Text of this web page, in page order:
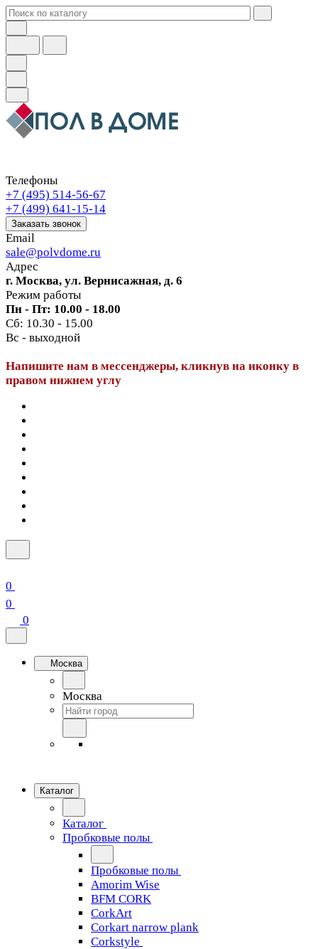
Телефоны
+7 (495) 514-56-67
+7 (499) 641-15-14
Заказать звонок
Email
sale@polvdome.ru
Адрес
г. Москва, ул. Вернисажная, д. 6
Режим работы
Пн - Пт: 10.00 - 18.00
Сб: 10.30 - 15.00
Вс - выходной
Напишите нам в мессенджеры, кликнув на иконку в
правом нижнем углу
0
0
0
Москва
Москва
Каталог
Каталог
Пробковые полы
Пробковые полы
Amorim Wise
BFM CORK
CorkArt
Corkart narrow plank
Corkstyle